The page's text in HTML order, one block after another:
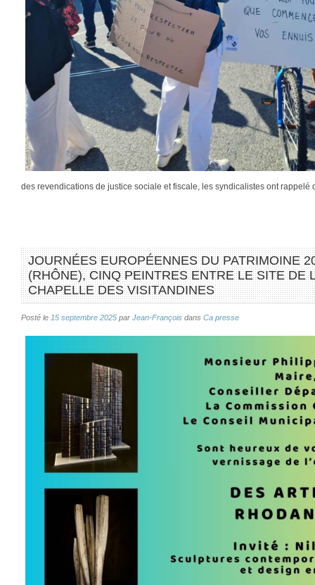
des revendications de justice sociale et fiscale, les syndicalistes ont
JOURNÉES EUROPÉENNES DU PATRIMOINE
(RHÔNE), CINQ PEINTRES ENTRE LE SITE DE
CHAPELLE DES VISITANDINES
Posté le 15 septembre 2025 par Jean-François dans Ca presse